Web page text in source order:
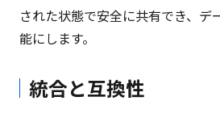
された状態で安全に共有でき、デ
能にします。
統合と互換性